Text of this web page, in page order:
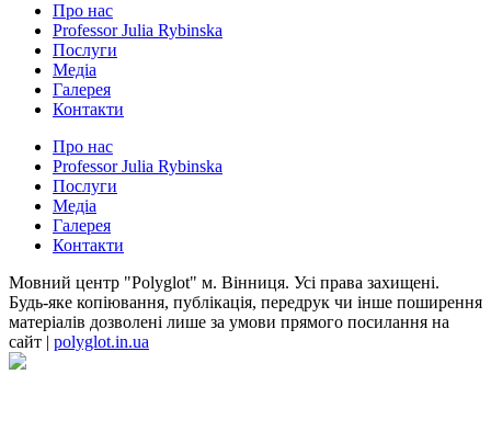
Про нас
Professor Julia Rybinska
Послуги
Медіа
Галерея
Контакти
Про нас
Professor Julia Rybinska
Послуги
Медіа
Галерея
Контакти
Мовний центр "Polyglot" м. Вінниця. Усі права захищені.
Будь-яке копіювання, публікація, передрук чи інше поширення
матеріалів дозволені лише за умови прямого посилання на
сайт | polyglot.in.ua